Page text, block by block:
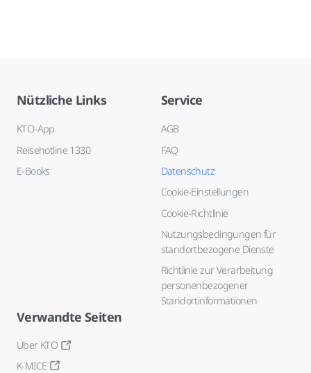
Nützliche Links
KTO-App
Reisehotline 1330
E-Books
Service
AGB
FAQ
Datenschutz
Cookie-Einstellungen
Cookie-Richtlinie
Nutzungsbedingungen für
standortbezogene Dienste
Richtlinie zur Verarbeitung
personenbezogener
Standortinformationen
Verwandte Seiten
Über KTO
K-MICE